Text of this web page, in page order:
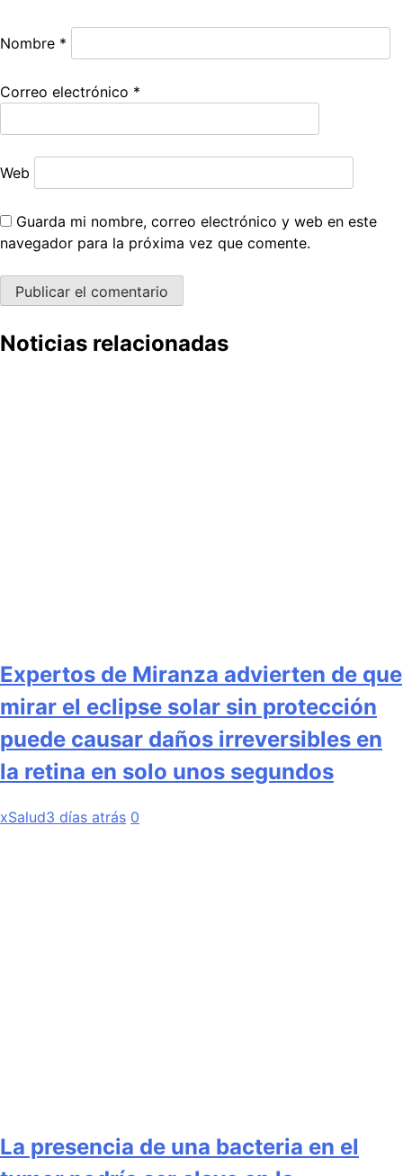
Nombre *
Correo electrónico *
Web
Guarda mi nombre, correo electrónico y web en este
navegador para la próxima vez que comente.
Noticias relacionadas
Expertos de Miranza advierten de que
mirar el eclipse solar sin protección
puede causar daños irreversibles en
la retina en solo unos segundos
xSalud3 días atrás 0
La presencia de una bacteria en el